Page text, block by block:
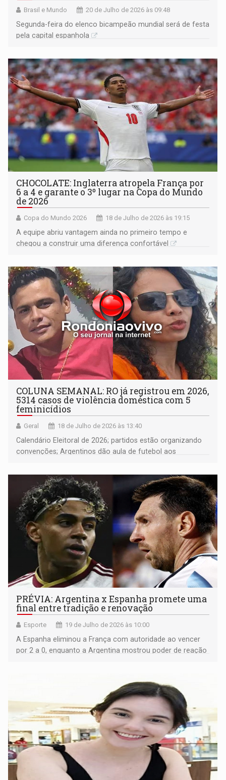
Brasil e Mundo 20 de Julho de 2026 às 09:48
Segunda-feira do elenco bicampeão mundial será de festa
pela capital espanhola
CHOCOLATE: Inglaterra atropela França por
6 a 4 e garante o 3º lugar na Copa do Mundo
de 2026
Copa do Mundo 2026 18 de Julho de 2026 às 19:15
A equipe abriu vantagem ainda no primeiro tempo e
chegou a construir uma diferença confortável
COLUNA SEMANAL: RO já registrou em 2026,
5314 casos de violência doméstica com 5
feminicídios
Geral 18 de Julho de 2026 às 13:40
Calendário Eleitoral de 2026; partidos estão organizando
convenções; Argentinos dão aula de futebol aos
Marcos Rocha
PRÉVIA: Argentina x Espanha promete uma
final entre tradição e renovação
Esporte 19 de Julho de 2026 às 10:00
A Espanha eliminou a França com autoridade ao vencer
por 2 a 0, enquanto a Argentina mostrou poder de reação